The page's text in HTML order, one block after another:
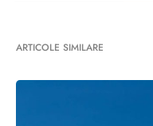
ARTICOLE SIMILARE